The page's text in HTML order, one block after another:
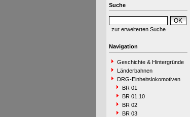
Suche
zur erweiterten Suche
Navigation
Geschichte & Hintergründe
Länderbahnen
DRG-Einheitslokomotiven
BR 01
BR 01.10
BR 02
BR 03